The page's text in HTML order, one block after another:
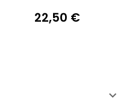
Precio
22,50 €
